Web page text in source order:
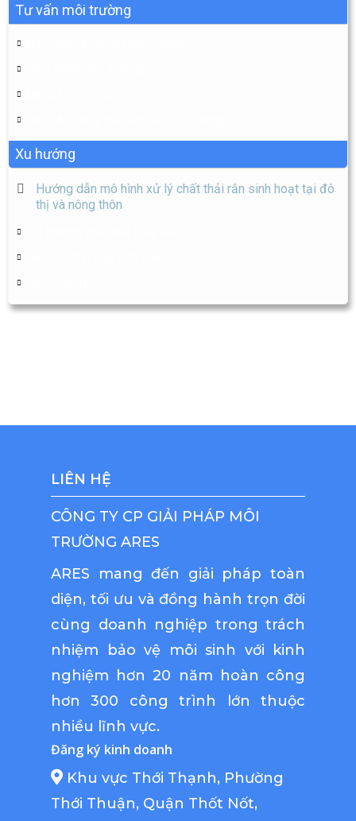
Tư vấn môi trường
Xu hướng
Hướng dẫn mô hình xử lý chất thải rắn sinh hoạt tại đô
thị và nông thôn
LIÊN HỆ
CÔNG TY CP GIẢI PHÁP MÔI
TRƯỜNG ARES
ARES mang đến giải pháp toàn
diện, tối ưu và đồng hành trọn đời
cùng doanh nghiệp trong trách
nhiệm bảo vệ môi sinh với kinh
nghiệm hơn 20 năm hoàn công
hơn 300 công trình lớn thuộc
nhiều lĩnh vực.
Đăng ký kinh doanh
Khu vực Thới Thạnh, Phường
Thới Thuận, Quận Thốt Nốt,